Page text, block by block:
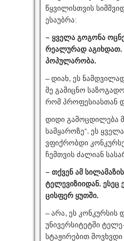
წყვილისთვის
ესაუბრა:
– ყველა გოგონა
რეალურად აგიხდათ.
პოპულარობა.
– დიახ, ეს
მე გამიცნო
რომ პროფესიასთან
დიდი გამოცდილება
სამყაროზე”. ეს
ვფიქრობდი
ჩემთვის ძალიან
– თქვენ ამ
ტელევიზიიდან.
ცისფერ ყუთში.
– არა, ეს
უნივერსიტეტში
სტაჟირებით